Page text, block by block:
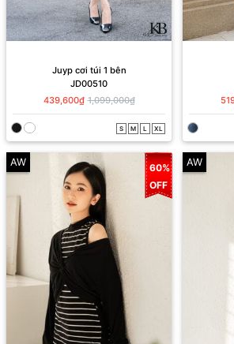
Juyp cơi túi 1 bên
JD00510
439,600₫ 1,099,000₫
S M L XL
AW
60%
OFF
AW